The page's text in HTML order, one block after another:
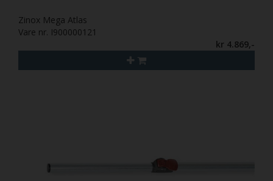
Zinox Mega Atlas
Vare nr. I900000121
kr 4.869,-